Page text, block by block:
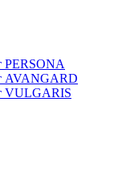
PERSONA
AVANGARD
VULGARIS